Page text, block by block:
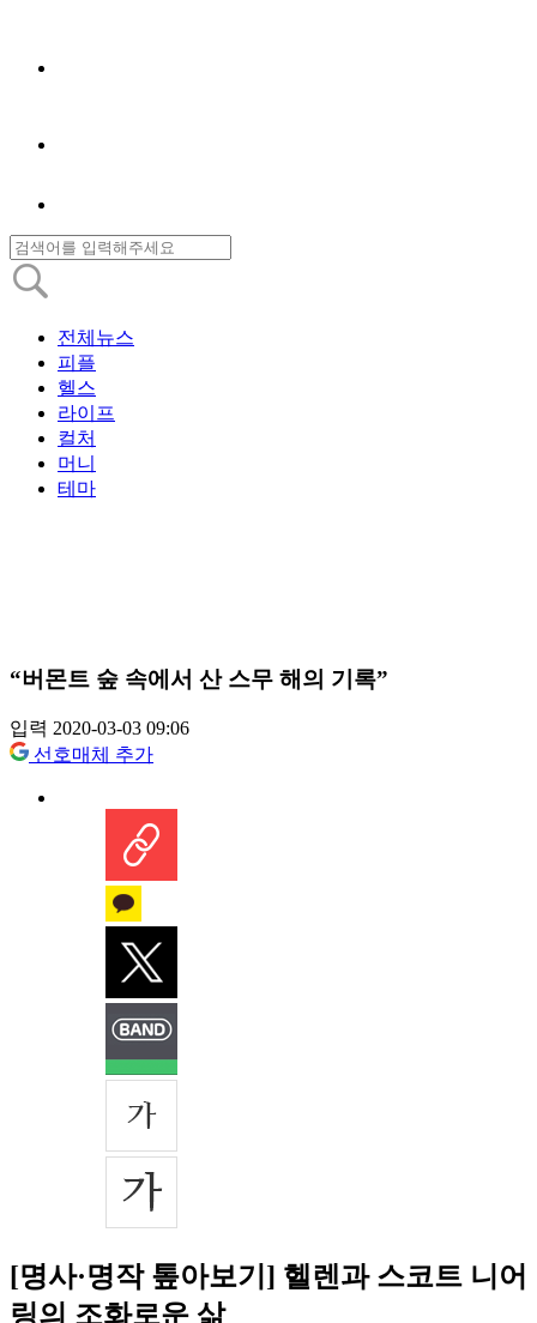
전체뉴스
피플
헬스
라이프
컬처
머니
테마
“버몬트 숲 속에서 산 스무 해의 기록”
입력 2020-03-03 09:06
선호매체 추가
[명사·명작 톺아보기] 헬렌과 스코트 니어
링의 조화로운 삶